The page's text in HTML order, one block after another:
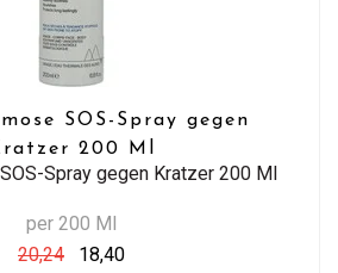
SOS-Spray gegen
200 Ml
Spray gegen Kratzer 200 Ml
per 200 Ml
20,24
18,40